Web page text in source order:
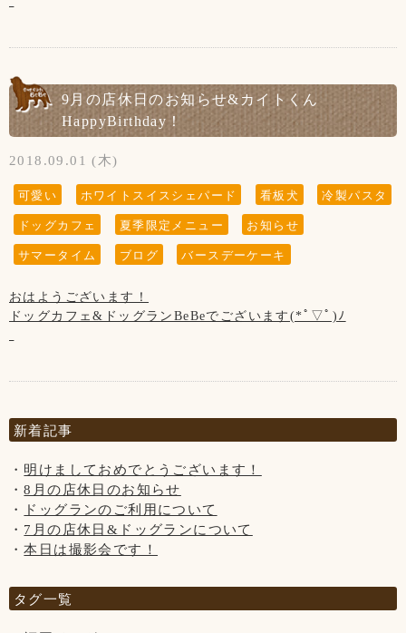
〈価格変更対象〉
・トリミング(基本料金)
【サマータイム】
・平日12:00～21:00(ドッグラン11:00～)
・土日祝11:00～21:00(ドッグラン10:00～)
※ラストオーダーは20:00です。
※雨天時は20:00までの営業です。
す！
【6月の店休日】
6日、13日、20日、27日の木曜日と
19日(水)の第3水曜日
【サマータイム】
・平日12:00～21:00(ドッグラン11:00～)
・土日祝11:00～21:00(ドッグラン10:00～)
※ラストオーダーは20:00です。
※雨天時は20:00までの営業です。
(ラストオーダー19:00)
9月の店休日のお知らせ&カイトくん
HappyBirthday！
2018.09.01 (木)
可愛い ホワイトスイスシェパード 看板犬 冷製パスタ
ドッグカフェ 夏季限定メニュー お知らせ
サマータイム ブログ バースデーケーキ
おはようございます！
ドッグカフェ&ドッグランBeBeでございます(*ﾟ▽ﾟ)ﾉ
◆サマータイム営業は9月までです。
土日祝 11:00～21:00(ドッグラン10:00～)
※雨天時は20:00までの営業です。
※ラストオーダーは閉店1時間前です。
◇夏季限定メニューも9月まで！
新着記事
明けましておめでとうございます！
8月の店休日のお知らせ
ドッグランのご利用について
7月の店休日&ドッグランについて
本日は撮影会です！
タグ一覧